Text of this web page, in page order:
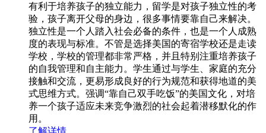
有利于培养孩子的独立能力，留学是对孩子独立性的考
验，孩子离开父母的身边，很多事情要靠自己来解决。
独立性是一个人踏入社会必备的条件，也是一个人成熟
度的表现与标准。不管是选择美国的寄宿学校还是走读
学校，学校的管理都非常严格，并且特别注重培养孩子
的自我管理和自主能力。学生通过与学生、家庭的充分
接触和交流，更易形成良好的行为规范和获得地道的美
式思维方式。强调“靠自己双手吃饭”的美国文化，对培
养一个孩子适应未来竞争激烈的社会起着潜移默化的作
用。